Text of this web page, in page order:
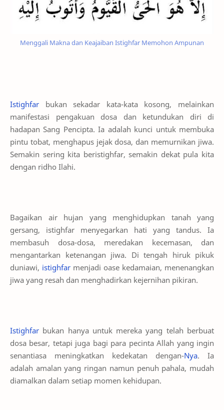
Menggali Makna dan Keajaiban Istighfar Memohon Ampunan
Istighfar bukan sekadar kata-kata kosong, melainkan
manifestasi pengakuan dosa dan ketundukan diri di
hadapan Sang Pencipta. Ia adalah kunci untuk membuka
pintu tobat, menghapus jejak dosa, dan memurnikan jiwa.
Semakin sering kita beristighfar, semakin dekat pula kita
dengan ridho Ilahi.
Bagaikan air hujan yang menghidupkan tanah yang
gersang, istighfar menyegarkan hati yang tandus. Ia
membasuh dosa-dosa, meredakan kecemasan, dan
mengantarkan ketenangan jiwa. Di tengah hiruk pikuk
duniawi, istighfar menjadi oase kedamaian, menenangkan
jiwa yang resah dan menghadirkan kejernihan pikiran.
Istighfar bukan hanya untuk mereka yang telah berbuat
dosa besar, tetapi juga bagi para pecinta Allah yang ingin
senantiasa meningkatkan kedekatan dengan-Nya. Ia
adalah amalan yang ringan namun penuh pahala, mudah
diamalkan dalam setiap momen kehidupan.